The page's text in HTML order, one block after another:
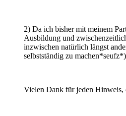
2) Da ich bisher mit meinem
Ausbildung und
inzwischen natürlich längst
selbstständig zu
Vielen Dank für jeden Hinweis,